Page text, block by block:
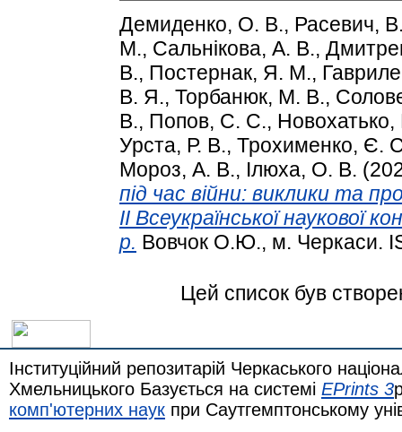
Демиденко, О. В., Расевич,
М., Сальнікова, А. В.,
В., Постернак, Я. М.,
В. Я., Торбанюк, М. В.,
В., Попов, С. С.,
Урста, Р. В., Трохименко, Є.
Мороз, А. В., Ілюха, О. В.
під час війни: виклики та
ІІ Всеукраїнської наукової
р. Вовчок О.Ю., м. Черкаси.
Цей список був
Інституційний репозитарій Черкаського
Хмельницького Базується на системі EPrints 3
комп'ютерних наук при Саутгемптонському